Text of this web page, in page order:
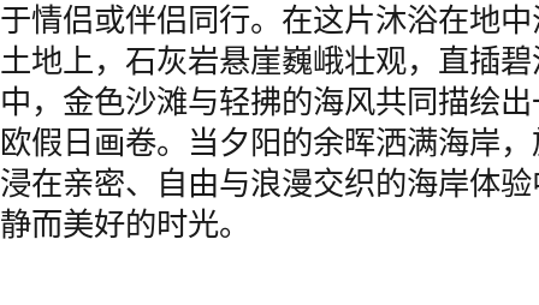
于情侣或伴侣同行。在这片沐浴在地
土地上，石灰岩悬崖巍峨壮观，直插
中，金色沙滩与轻拂的海风共同描绘
欧假日画卷。当夕阳的余晖洒满海岸
浸在亲密、自由与浪漫交织的海岸体
静而美好的时光。